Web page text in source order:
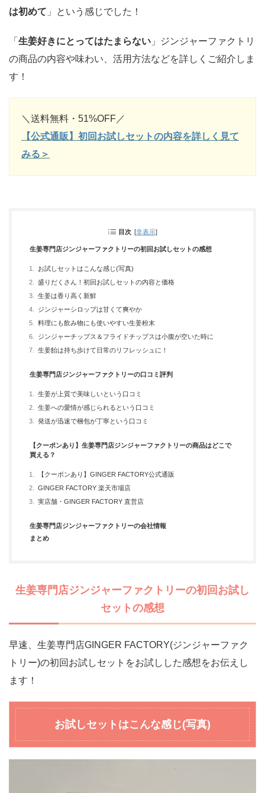
は初めて 」という感じでした！
「 生姜好きにとってはたまらない 」ジンジャーファクトリ
の商品の内容や味わい、活用方法などを詳しくご紹介しま
す！
＼送料無料・51%OFF／
【公式通販】初回お試しセットの内容を詳しく見て
みる＞
目次 [非表示]
生姜専門店ジンジャーファクトリーの初回お試しセットの感想
お試しセットはこんな感じ(写真)
盛りだくさん！初回お試しセットの内容と価格
生姜は香り高く新鮮
ジンジャーシロップは甘くて爽やか
料理にも飲み物にも使いやすい生姜粉末
ジンジャーチップス＆フライドチップスは小腹が空いた時に
生姜飴は持ち歩けて日常のリフレッシュに！
生姜専門店ジンジャーファクトリーの口コミ評判
生姜が上質で美味しいという口コミ
生姜への愛情が感じられるという口コミ
発送が迅速で梱包が丁寧という口コミ
【クーポンあり】生姜専門店ジンジャーファクトリーの商品はどこで
買える？
【クーポンあり】GINGER FACTORY公式通販
GINGER FACTORY 楽天市場店
実店舗・GINGER FACTORY 直営店
生姜専門店ジンジャーファクトリーの会社情報
まとめ
生姜専門店ジンジャーファクトリーの初回お試し
セットの感想
早速、生姜専門店GINGER FACTORY(ジンジャーファク
トリー)の初回お試しセットをお試しした感想をお伝えし
ます！
お試しセットはこんな感じ(写真)